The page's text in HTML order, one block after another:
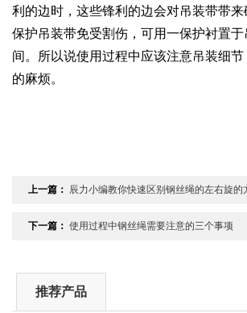
利的边时，这些锋利的边会对吊装带带
保护吊装带免受割伤，可用一保护衬置
间。所以说使用过程中应该注意吊装细
的麻烦。
上一篇： 辰力小编教你快速区别钢丝绳的左右旋的
下一篇： 使用过程中钢丝绳需要注意的三个事项
推荐产品